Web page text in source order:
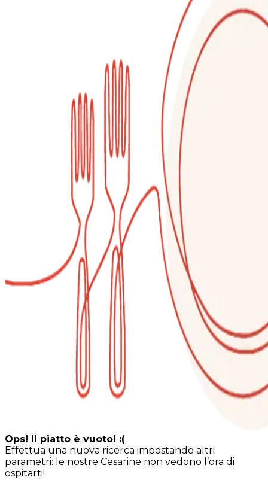
Ops! Il piatto è vuoto! :(
Effettua una nuova ricerca impostando altri
parametri: le nostre Cesarine non vedono l’ora di
ospitarti!